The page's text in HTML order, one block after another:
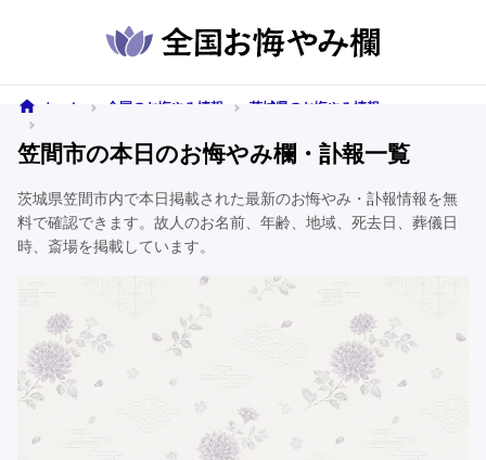
ホーム 全国のお悔やみ情報
茨城県のお悔やみ情報
笠間市の本日のお悔やみ欄・訃報一覧
茨城県笠間市内で本日掲載された最新のお悔やみ・訃報情報を無
料で確認できます。故人のお名前、年齢、地域、死去日、葬儀日
時、斎場を掲載しています。